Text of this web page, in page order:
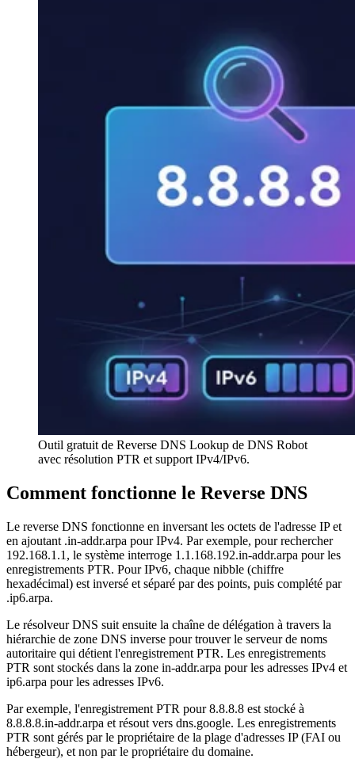
Outil gratuit de Reverse DNS Lookup de DNS Robot
avec résolution PTR et support IPv4/IPv6.
Comment fonctionne le Reverse DNS
Le reverse DNS fonctionne en inversant les octets de l'adresse IP et
en ajoutant .in-addr.arpa pour IPv4. Par exemple, pour rechercher
192.168.1.1, le système interroge 1.1.168.192.in-addr.arpa pour les
enregistrements PTR. Pour IPv6, chaque nibble (chiffre
hexadécimal) est inversé et séparé par des points, puis complété par
.ip6.arpa.
Le résolveur DNS suit ensuite la chaîne de délégation à travers la
hiérarchie de zone DNS inverse pour trouver le serveur de noms
autoritaire qui détient l'enregistrement PTR. Les enregistrements
PTR sont stockés dans la zone in-addr.arpa pour les adresses IPv4 et
ip6.arpa pour les adresses IPv6.
Par exemple, l'enregistrement PTR pour 8.8.8.8 est stocké à
8.8.8.8.in-addr.arpa et résout vers dns.google. Les enregistrements
PTR sont gérés par le propriétaire de la plage d'adresses IP (FAI ou
hébergeur), et non par le propriétaire du domaine.